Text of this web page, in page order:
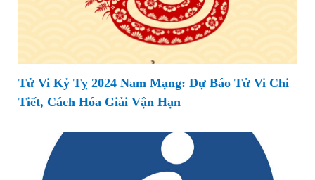
Tử Vi Kỷ Tỵ 2024 Nam Mạng: Dự Báo Tử Vi Chi
Tiết, Cách Hóa Giải Vận Hạn